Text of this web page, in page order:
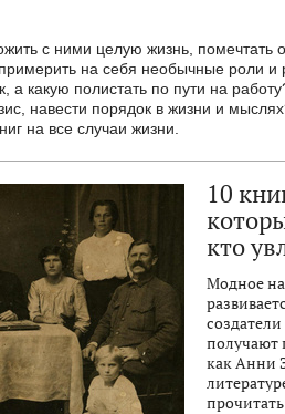
с ними целую жизнь, помечтать
на себя необычные роли и
а какую полистать по пути на
навести порядок в жизни и
на все случаи жизни.
10
кто
Модное
получают
как Анни